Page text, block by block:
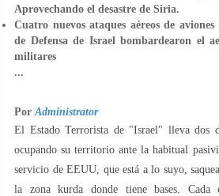
Aprovechando el desastre de Siria.
Cuatro nuevos ataques aéreos de
de Defensa de Israel bombardearon el
militares
...
Por Administrator
El Estado Terrorista de "Israel" lleva dos
ocupando su territorio ante la habitual
servicio de EEUU, que está a lo suyo,
la zona kurda donde tiene bases.